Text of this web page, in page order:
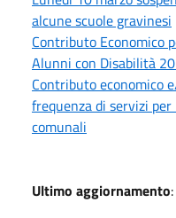
alcune scuole gravinesi
Contributo Economico
Alunni con Disabilità
Contributo economico
frequenza di servizi
comunali
Ultimo aggiornamento